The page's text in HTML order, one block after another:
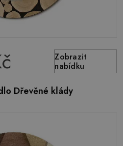
Zobrazit
nabídku
Dřevěné klády